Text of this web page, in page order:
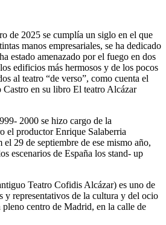
de 2025 se cumplía un siglo en el que
manos empresariales, se ha dedicado
estado amenazado por el fuego en dos
edificios más hermosos y de los pocos
al teatro “de verso”, como cuenta el
en su libro El teatro Alcázar
2000 se hizo cargo de la
el productor Enrique Salaberria
el 29 de septiembre de ese mismo año,
escenarios de España los stand- up
Teatro Cofidis Alcázar) es uno de
y representativos de la cultura y del ocio
pleno centro de Madrid, en la calle de